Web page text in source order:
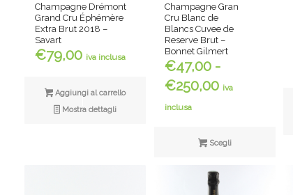
Champagne Drémont
Grand Cru Éphémère
Extra Brut 2018 –
Savart
€79,00 iva inclusa
Aggiungi al carrello
Mostra dettagli
Champagne Gran
Cru Blanc de
Blancs Cuvee de
Reserve Brut –
Bonnet Gilmert
€47,00 -
€250,00Fascia
€47,00
a
€250,00
iva
inclusa
Scegli